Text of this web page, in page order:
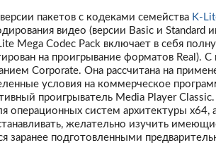
пакетов с кодеками семейства K-
видео (версии Basic и Standard
Mega Codec Pack включает в себя
на проигрывание форматов Real).
Corporate. Она рассчитана на
условия на коммерческое
проигрыватель Media Player
операционных систем архитектуры
желательно изучить
заранее подготовленными